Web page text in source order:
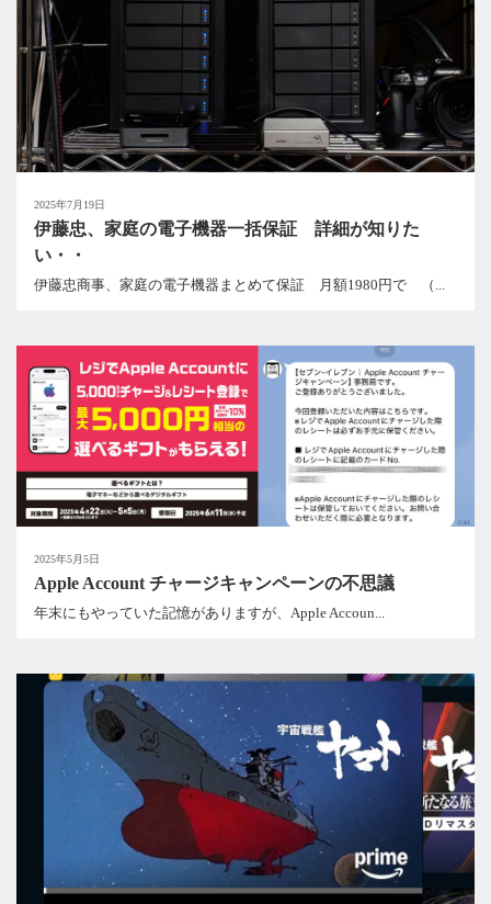
2025年7月19日
伊藤忠、家庭の電子機器一括保証 詳細が知りた
い・・
伊藤忠商事、家庭の電子機器まとめて保証 月額1980円で （...
2025年5月5日
Apple Account チャージキャンペーンの不思議
年末にもやっていた記憶がありますが、Apple Accoun...